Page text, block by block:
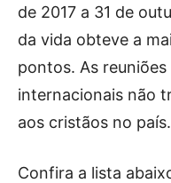
de 2017 a 31 de
da vida obteve a
pontos. As
internacionais não
aos cristãos no país.
Confira a lista